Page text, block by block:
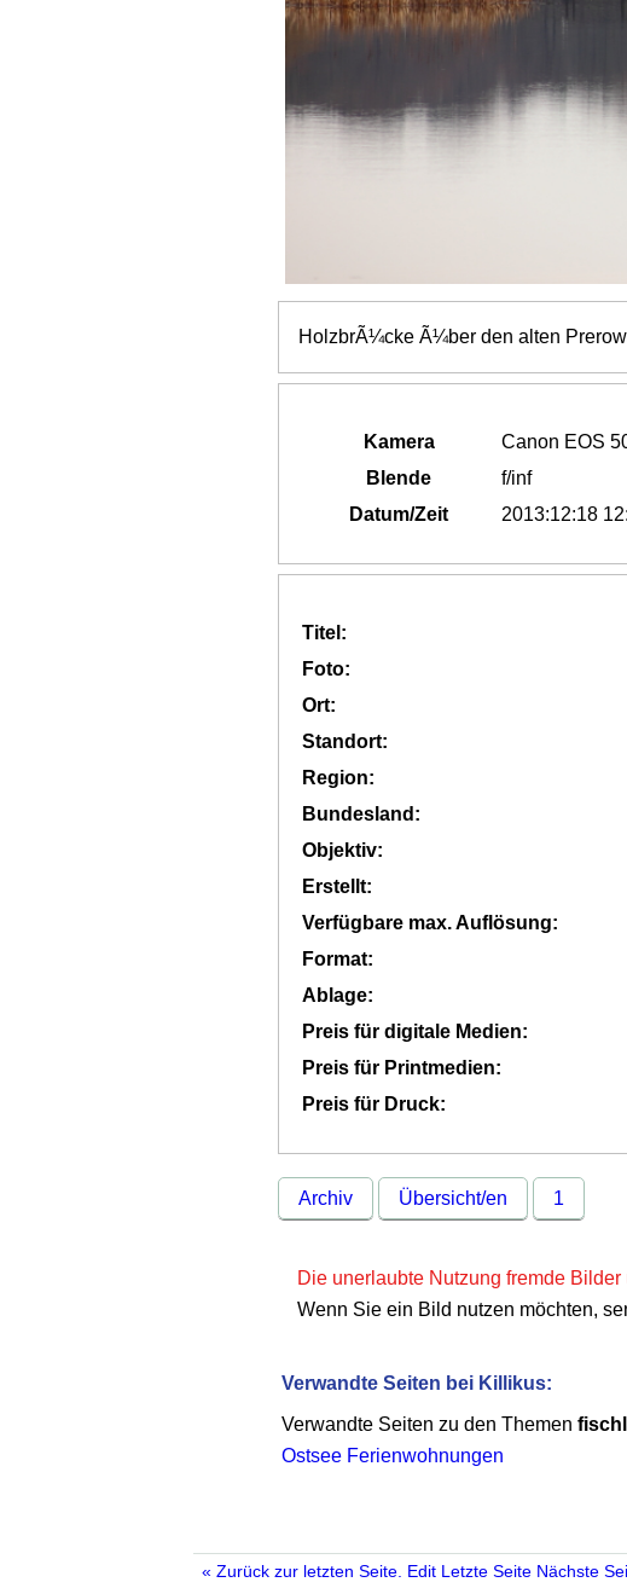
HolzbrÃ¼cke Ã¼ber den alten
Kamera
Canon EOS
Blende
f/inf
Datum/Zeit
2013:12:18
Titel:
Foto:
Ort:
Standort:
Region:
Bundesland:
Objektiv:
Erstellt:
Verfügbare max. Auflösung:
Format:
Ablage:
Preis für digitale Medien:
Preis für Printmedien:
Preis für Druck:
Archiv Übersicht/en 1
Die unerlaubte Nutzung fremde
Wenn Sie ein Bild nutzen möchten,
Verwandte Seiten bei Killikus:
Verwandte Seiten zu den Themen
Ostsee Ferienwohnungen
« Zurück zur letzten Seite. Edit Letzte Seite Nächste